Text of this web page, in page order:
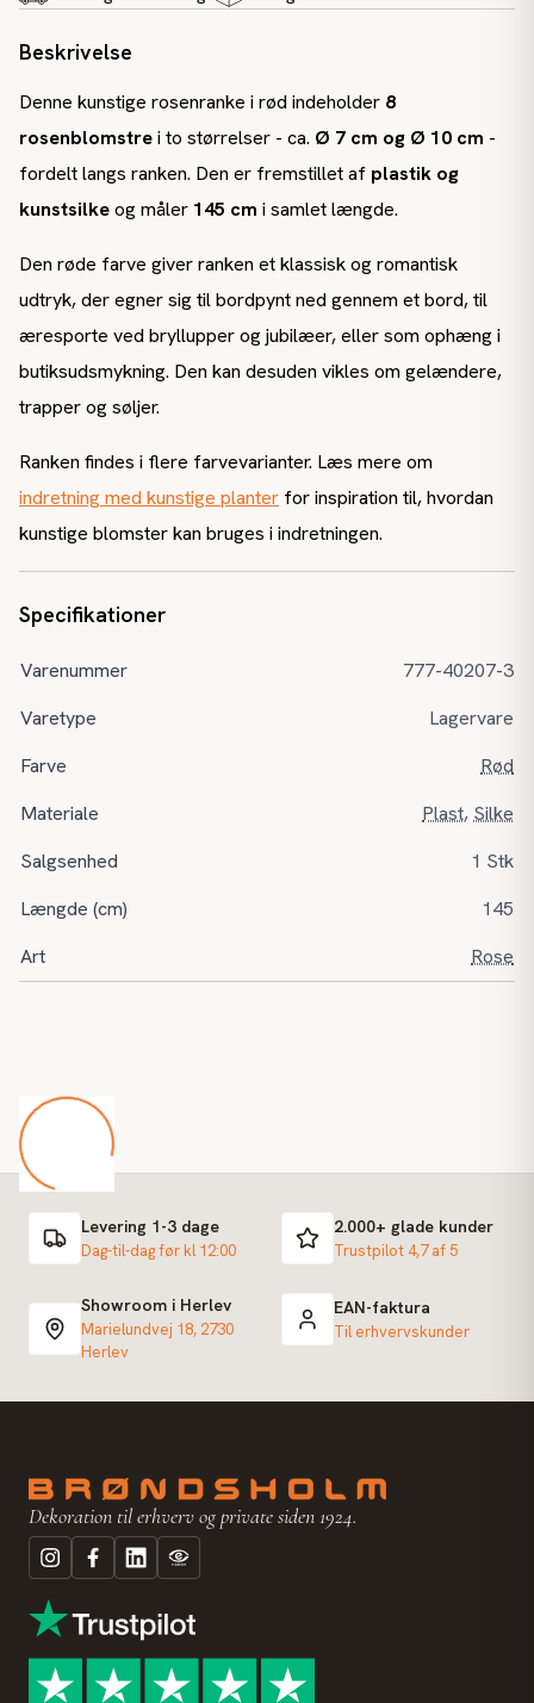
Beskrivelse
Denne kunstige rosenranke i rød indeholder 8
rosenblomstrei to størrelser - ca. Ø 7 cm og Ø 10 cm -
fordelt langs ranken. Den er fremstillet af plastik og
kunstsilkeog måler 145 cm i samlet længde.
Den røde farve giver ranken et klassisk og romantisk
udtryk, der egner sig til bordpynt ned gennem et bord, til
æresporte ved bryllupper og jubilæer, eller som ophæng i
butiksudsmykning. Den kan desuden vikles om gelændere,
trapper og søljer.
Ranken findes i flere farvevarianter. Læs mere om
indretning med kunstige planter for inspiration til, hvordan
kunstige blomster kan bruges i indretningen.
Specifikationer
Varenummer
777-40207-3
Varetype
Lagervare
Farve
Rød
Materiale
Plast, Silke
Salgsenhed
1 Stk
Længde (cm)
145
Art
Rose
Levering 1-3 dage
Dag-til-dag før kl 12:00
2.000+ glade kunder
Trustpilot 4,7 af 5
Showroom i Herlev
Marielundvej 18, 2730
Herlev
EAN-faktura
Til erhvervskunder
Dekoration til erhverv og private siden 1924.